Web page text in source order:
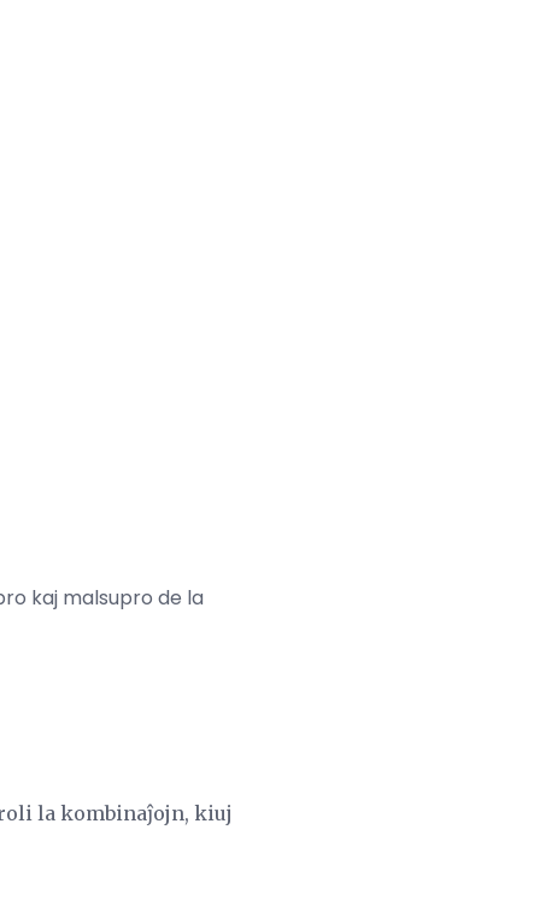
kaj malsupro de la
la kombinaĵojn, kiuj